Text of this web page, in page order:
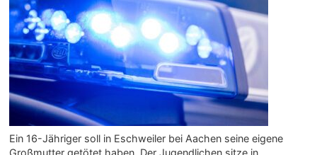
Ein 16-Jähriger soll in Eschweiler bei Aachen seine eigene